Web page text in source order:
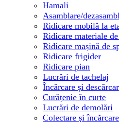
Hamali
Asamblare/
Ridicare mobilă la
Ridicare materiale
Ridicare mașină de
Ridicare frigider
Ridicare pian
Lucrări de tachelaj
Încărcare și
Curățenie în curte
Lucrări de demolări
Colectare și